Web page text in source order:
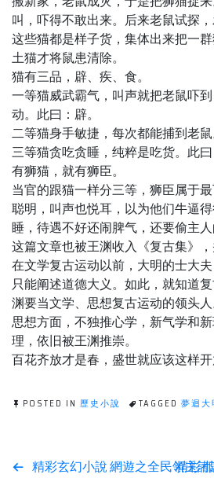
叫，吓得不敢出来。后来老鼠试探
这些猫都是样子货，集体出来把一
土猫才将鼠患清除。
猫有三品，辟、疾、食。
一等猫威武霸气，叫声就把老鼠吓
动。此曰：辟。
二等猫身手敏捷，每次都能捕到老鼠
三等猫贪吃贪睡，纯粹是吃货。此曰
有狮猫，就有狮臣。
当官的跟猫一样分三等，狮臣属于
聪明，叫声也悦耳，以为他们牛逼
睡，待遇不好还闹脾气，还要偷主人
这篇文章也被王渊收入《复古集》，
在文学复古运动以前，大明的士大
只能阐述道德大义。如此，就知道
渊要当文学、思想复古运动的领头人
思想方面，不独推心学，新气学和
理，依旧被王渊推崇。
百花齐放才是春，盛世就应该这样开
POSTED IN 歷史小說 TAGGED 夢迴大
Post
精彩玄幻小說 網遊之全民領主
精彩